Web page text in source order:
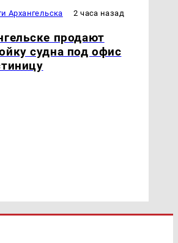
Архангельска 2 часа назад
продают
судна под офис